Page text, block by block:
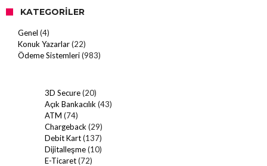
KATEGORILER
Genel (4)
Konuk Yazarlar(22)
Ödeme Sistemleri(983)
3D Secure(20)
Açık Bankacılık (43)
ATM (74)
Chargeback (29)
Debit Kart(137)
Dijitalleşme(10)
E-Ticaret(72)